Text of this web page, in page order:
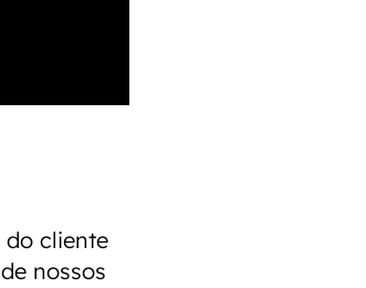
cliente
nossos